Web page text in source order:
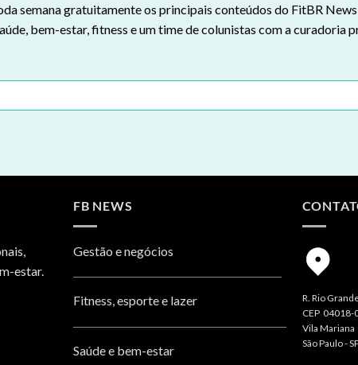
semana gratuitamente os principais conteúdos do FitBR News
bem-estar, fitness e um time de colunistas com a curadoria
estar.
FB NEWS
Gestão e negócios
Fitness, esporte e lazer
Saúde e bem-estar
R. Rio
CEP 04018-
Vila Mariana
São Paulo -